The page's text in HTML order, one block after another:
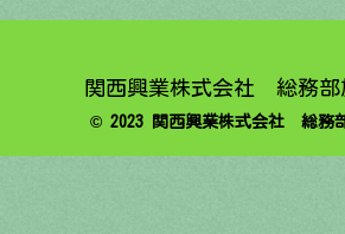
関西興業株式会社 総務部
© 2023 関西興業株式会社 総務